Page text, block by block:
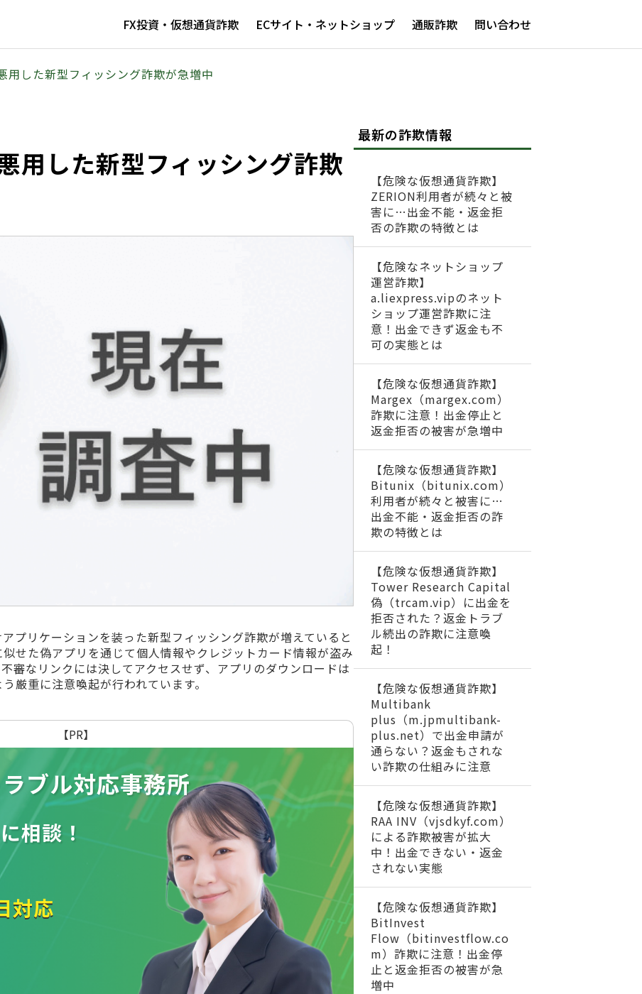
FX投資・仮想通貨詐欺 ECサイト・ネットショップ 通販詐欺 問い合わせ
用した新型フィッシング詐欺が急増中
用した新型フィッシング詐欺
プリケーションを装った新型フィッシング詐欺が増えていると
せた偽アプリを通じて個人情報やクレジットカード情報が盗み
審なリンクには決してアクセスせず、アプリのダウンロードは
厳重に注意喚起が行われています。
【PR】
ブル対応事務所
相談！
対応
最新の詐欺情報
【危険な仮想通貨詐欺】
ZERION利用者が続々と被
害に…出金不能・返金拒
否の詐欺の特徴とは
【危険なネットショップ
運営詐欺】
a.liexpress.vipのネット
ショップ運営詐欺に注
意！出金できず返金も不
可の実態とは
【危険な仮想通貨詐欺】
Margex（margex.com）
詐欺に注意！出金停止と
返金拒否の被害が急増中
【危険な仮想通貨詐欺】
Bitunix（bitunix.com）
利用者が続々と被害に…
出金不能・返金拒否の詐
欺の特徴とは
【危険な仮想通貨詐欺】
Tower Research Capital
偽（trcam.vip）に出金を
拒否された？返金トラブ
ル続出の詐欺に注意喚
起！
【危険な仮想通貨詐欺】
Multibank
plus（m.jpmultibank-
plus.net）で出金申請が
通らない？返金もされな
い詐欺の仕組みに注意
【危険な仮想通貨詐欺】
RAA INV（vjsdkyf.com）
による詐欺被害が拡大
中！出金できない・返金
されない実態
【危険な仮想通貨詐欺】
BitInvest
Flow（bitinvestflow.co
m）詐欺に注意！出金停
止と返金拒否の被害が急
増中